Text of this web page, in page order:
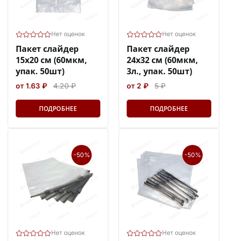
Нет оценок
Пакет слайдер
15х20 см (60мкм,
упак. 50шт)
от 1.63 ₽ 4.20 ₽
ПОДРОБНЕЕ
Нет оценок
Пакет слайдер
24х32 см (60мкм,
3л., упак. 50шт)
от 2 ₽ 5 ₽
ПОДРОБНЕЕ
-50%
Нет оценок
-50%
Нет оценок